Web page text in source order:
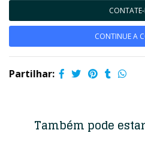
CONTINUE A
Partilhar:
Também pode